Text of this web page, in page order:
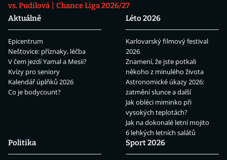
vs. Pudilová
Chance Liga 2026/27
Aktuálně
Epicentrum
Neštovice: příznaky, léčba
V čem jezdí Yamal a Mesii?
Kvízy pro seniory
Kalendář úplňků 2026
Co je bodycount?
Léto 2026
Karlovarský filmový festival
2026
Znamení, že jste potkali
někoho z minulého života
Astronomické úkazy 2026:
zatmění slunce a další
Jak obléci miminko při
vysokých teplotách?
Jak na dokonalé letní mojito
6 lehkých letních salátů
Politika
Sport 2026